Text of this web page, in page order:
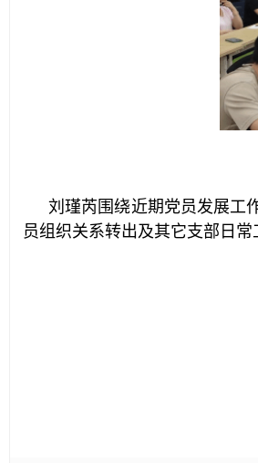
刘瑾芮围绕近期党员发展工
员组织关系转出及其它支部日